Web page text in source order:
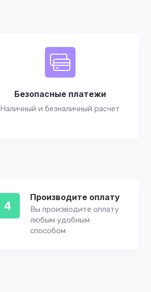
Безопасные платежи
Наличный и безналичный расчет
4
Производите оплату
Вы производите оплату
любым удобным
способом